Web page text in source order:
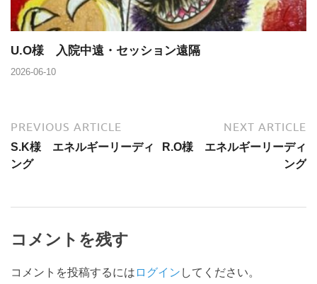
U.O様 入院中遠・セッション遠隔
2026-06-10
PREVIOUS ARTICLE
S.K様 エネルギーリーディ
ング
NEXT ARTICLE
R.O様 エネルギーリーディ
ング
コメントを残す
コメントを投稿するには ログイン してください。